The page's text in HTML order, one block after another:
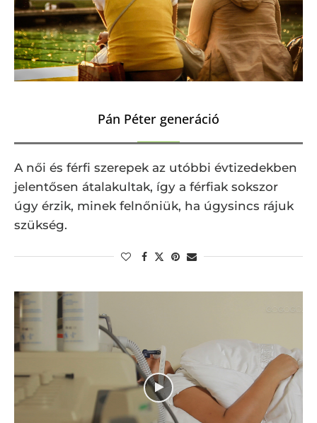
Pán Péter generáció
A női és férfi szerepek az utóbbi évtizedekben
jelentősen átalakultak, így a férfiak sokszor
úgy érzik, minek felnőniük, ha úgysincs rájuk
szükség.